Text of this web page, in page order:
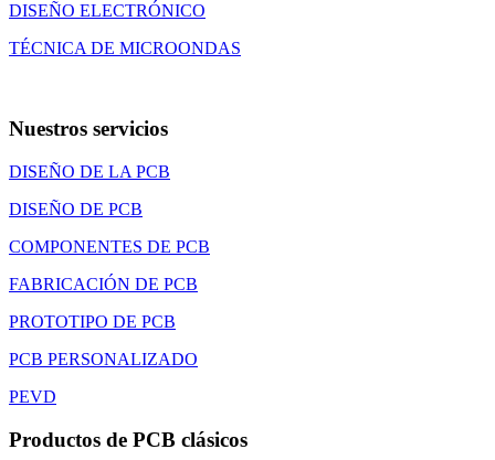
DISEÑO ELECTRÓNICO
TÉCNICA DE MICROONDAS
Nuestros servicios
DISEÑO DE LA PCB
DISEÑO DE PCB
COMPONENTES DE PCB
FABRICACIÓN DE PCB
PROTOTIPO DE PCB
PCB PERSONALIZADO
PEVD
Productos de PCB clásicos